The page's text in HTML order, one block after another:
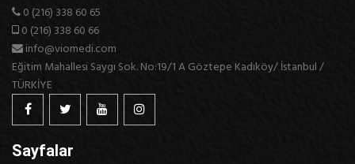
0 (216) 338 60 65
0 (216) 338 60 66
info@viomedi.com
Eğitim Mahallesi Saygı Sok. No:19/1 A Göztepe Kadıköy/ İstanbul /
TÜRKİYE
Sayfalar